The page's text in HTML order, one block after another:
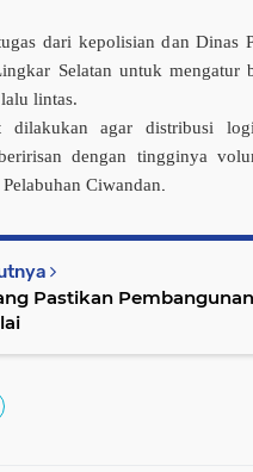
dari kepolisian dan Dinas
Selatan untuk mengatur
lintas.
dilakukan agar distribusi
dengan tingginya
Ciwandan.
Pastikan